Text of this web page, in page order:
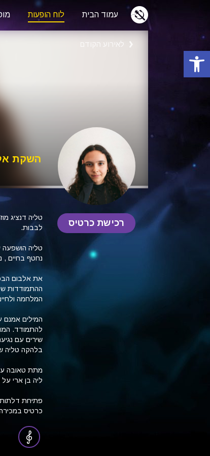
פתח סרגל נגישות
עמוד הבית לוח הופעות
לאירוע הקודם
השקת
רכישת כרטיס
טליה דנציג
לבבות.
נחטף בחיים ,
את אלבום
ההתמודדות
המלחמה
המילים אמנם
להתמודד.
שירים עם
בלהקה טליה
מתת טאובה
ליה בן ארי על
פתיחת דלתות 20:00, מופע 21:00
כרטיס במכירה מוקדמת